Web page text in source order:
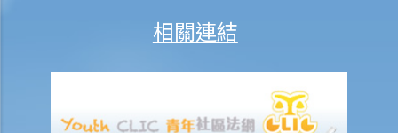
怎樣才算是因工及在僱用期間遭遇意外（簡稱工傷意外）？
相關連結